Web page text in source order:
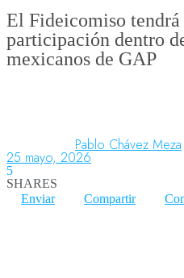
Aeronáutica
Aeropuertos
Organismos
El Fideicomiso tendrá
participación dentro
mexicanos de GAP
Pablo Chávez Meza
25 mayo, 2026
5
SHARES
Enviar
Compartir